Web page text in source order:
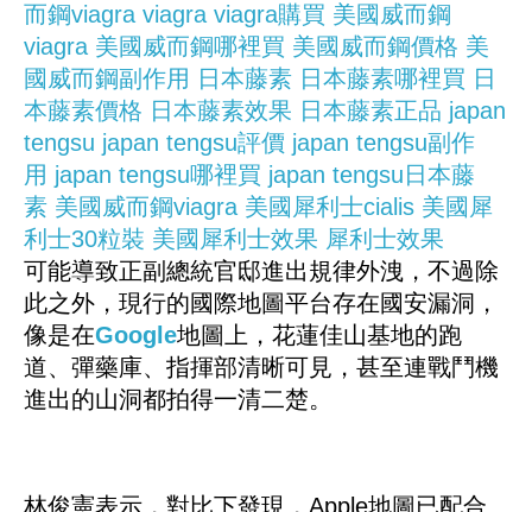
而鋼viagra viagra viagra購買 美國威而鋼
viagra 美國威而鋼哪裡買 美國威而鋼價格 美
國威而鋼副作用 日本藤素 日本藤素哪裡買 日
本藤素價格 日本藤素效果 日本藤素正品 japan
tengsu japan tengsu評價 japan tengsu副作
用 japan tengsu哪裡買 japan tengsu日本藤
素 美國威而鋼viagra 美國犀利士cialis 美國犀
利士30粒裝 美國犀利士效果 犀利士效果
可能導致正副總統官邸進出規律外洩，不過除
此之外，現行的國際地圖平台存在國安漏洞，
像是在Google地圖上，花蓮佳山基地的跑
道、彈藥庫、指揮部清晰可見，甚至連戰鬥機
進出的山洞都拍得一清二楚。
林俊憲表示，對比下發現，Apple地圖已配合